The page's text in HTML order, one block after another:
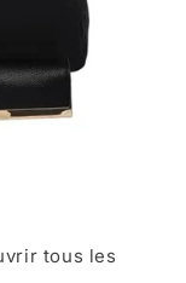
tous les